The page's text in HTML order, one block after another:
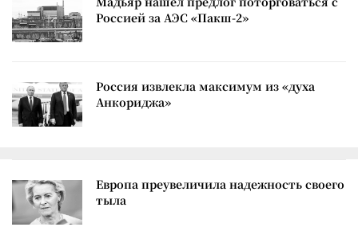
Россией за АЭС «Пакш-2»
Россия извлекла максимум из «духа
Анкориджа»
Европа преувеличила надежность своего
тыла